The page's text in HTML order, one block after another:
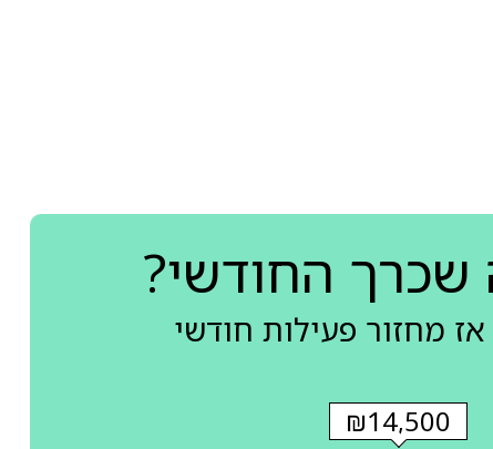
שכרך החודשי?
מחזור פעילות חודשי
₪14,500